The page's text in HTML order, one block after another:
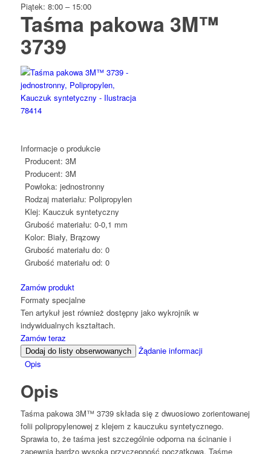
Piątek: 8:00 – 15:00
Taśma pakowa 3M™
3739
Informacje o produkcie
Producent: 3M
Producent: 3M
Powłoka: jednostronny
Rodzaj materiału: Polipropylen
Klej: Kauczuk syntetyczny
Grubość materiału: 0-0,1 mm
Kolor: Biały, Brązowy
Grubość materiału do: 0
Grubość materiału od: 0
Zamów produkt
Formaty specjalne
Ten artykuł jest również dostępny jako wykrojnik w
indywidualnych kształtach.
Zamów teraz
Dodaj do listy obserwowanych
Żądanie informacji
Opis
Opis
Taśma pakowa 3M™ 3739 składa się z dwuosiowo zorientowanej
folii polipropylenowej z klejem z kauczuku syntetycznego.
Sprawia to, że taśma jest szczególnie odporna na ścinanie i
zapewnia bardzo wysoką przyczepność początkową. Taśmę